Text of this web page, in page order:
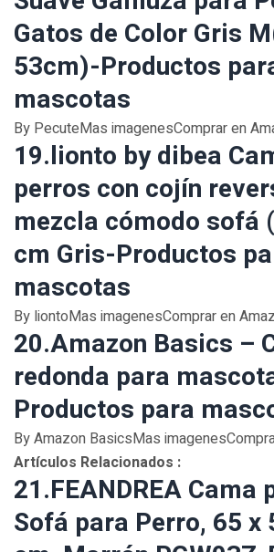
Gatos de Color Gris
53cm)-Productos
mascotas
By PecuteMas imagenesComprar en
19.lionto by dibea
perros con cojín
mezcla cómodo sofá
cm Gris-Productos
mascotas
By liontoMas imagenesComprar en
20.Amazon Basics –
redonda para
Productos para
By Amazon BasicsMas
Artículos Relacionados :
21.FEANDREA Cama
Sofá para Perro, 65 x